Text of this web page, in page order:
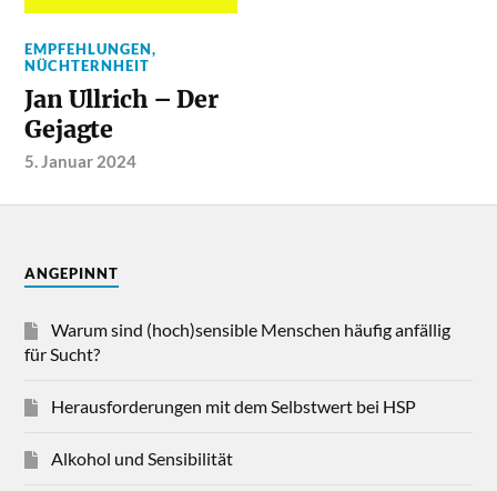
EMPFEHLUNGEN,
NÜCHTERNHEIT
Jan Ullrich – Der
Gejagte
5. Januar 2024
ANGEPINNT
Warum sind (hoch)sensible Menschen häufig anfällig
für Sucht?
Herausforderungen mit dem Selbstwert bei HSP
Alkohol und Sensibilität